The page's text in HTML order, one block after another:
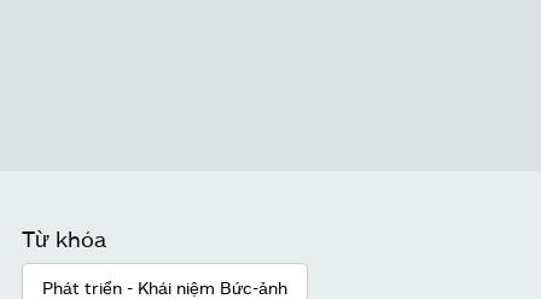
Từ khóa
Phát triển - Khái niệm Bức-ảnh